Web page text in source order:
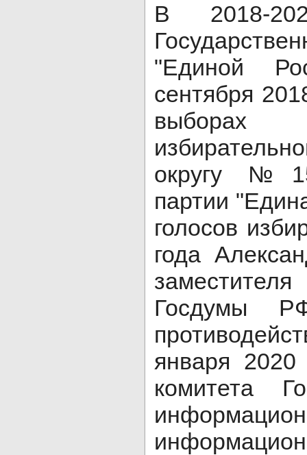
В 2018-
"Единой
сентября
округу
партии
голосов
года
Госдумы
января 2020
комитета